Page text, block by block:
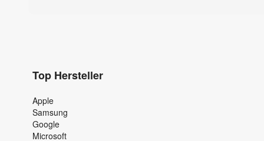
Top Hersteller
Apple
Samsung
Google
Microsoft